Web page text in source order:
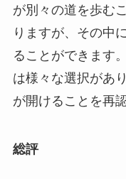
が別々の道を歩む
りますが、その中
ることができます
は様々な選択があ
が開けることを再
総評